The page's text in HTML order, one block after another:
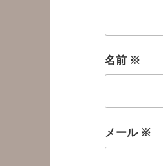
名前 ※
メール ※